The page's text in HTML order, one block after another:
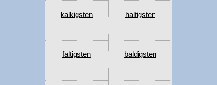
kalkigsten haltigsten
faltigsten baldigsten